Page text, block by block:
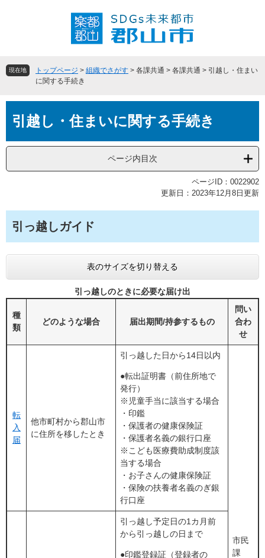
頭
飛
へ
現在地 トップページ > 組織でさがす > 各課共通 > 各課共通 > 引越し・住まい
に関する手続き
文引越し・住まいに関する手続き
ページ内目次
ページID：0022902
更新日：2023年12月8日更新
引っ越しガイド
表のサイズを切り替える
引っ越しのときに必要な届け出
種
類
どのような場合 届出期間/持参するもの
問い
合わ
せ
転
入
届
他市町村から郡山市
に住所を移したとき
引っ越した日から14日以内
●転出証明書（前住所地で
発行）
※児童手当に該当する場合
・印鑑
・保護者の健康保険証
・保護者名義の銀行口座
※こども医療費助成制度該
当する場合
・お子さんの健康保険証
・保険の扶養者名義のぎ銀
行口座
市民
課
引っ越し予定日の1カ月前
から引っ越しの日まで
●印鑑登録証（登録者の